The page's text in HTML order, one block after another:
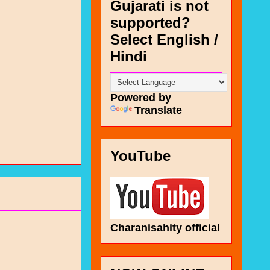
Gujarati is not
supported?
Select English /
Hindi
Powered by
Translate
YouTube
Charanisahity official